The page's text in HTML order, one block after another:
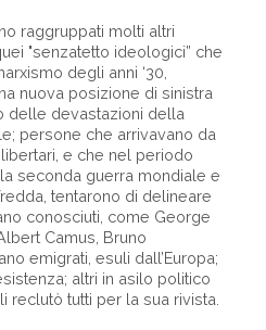
raggruppati molti altri
"senzatetto ideologici” che
degli anni ‘30,
nuova posizione di sinistra
delle devastazioni della
persone che arrivavano da
e che nel periodo
seconda guerra mondiale e
tentarono di delineare
conosciuti, come George
Camus, Bruno
emigrati, esuli dall’Europa;
altri in asilo politico
reclutò tutti per la sua rivista.